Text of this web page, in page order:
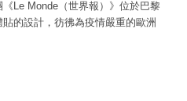
Le Monde（世界報）》位於巴黎
的設計，彷彿為疫情嚴重的歐洲